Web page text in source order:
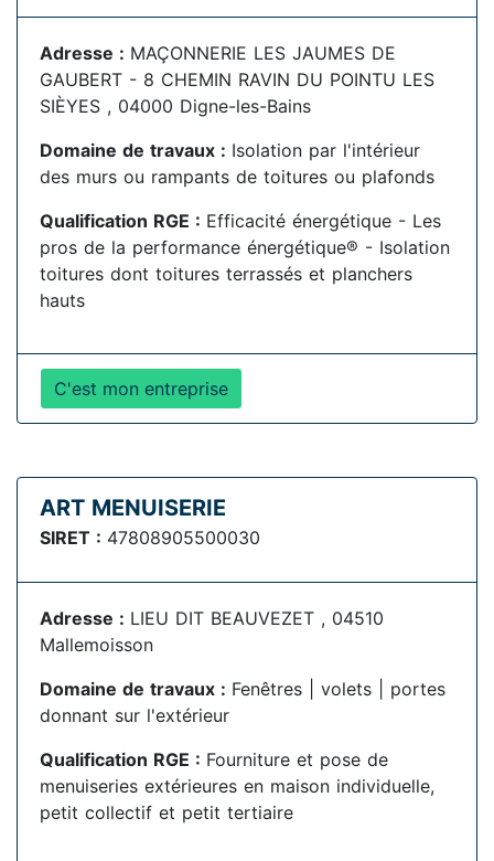
Adresse : MAÇONNERIE LES JAUMES DE
GAUBERT - 8 CHEMIN RAVIN DU POINTU LES
SIÈYES , 04000 Digne-les-Bains
Domaine de travaux : Isolation par l'intérieur
des murs ou rampants de toitures ou plafonds
Qualification RGE : Efficacité énergétique - Les
pros de la performance énergétique® - Isolation
toitures dont toitures terrassés et planchers
hauts
C'est mon entreprise
ART MENUISERIE
SIRET : 47808905500030
Adresse : LIEU DIT BEAUVEZET , 04510
Mallemoisson
Domaine de travaux : Fenêtres | volets | portes
donnant sur l'extérieur
Qualification RGE : Fourniture et pose de
menuiseries extérieures en maison individuelle,
petit collectif et petit tertiaire